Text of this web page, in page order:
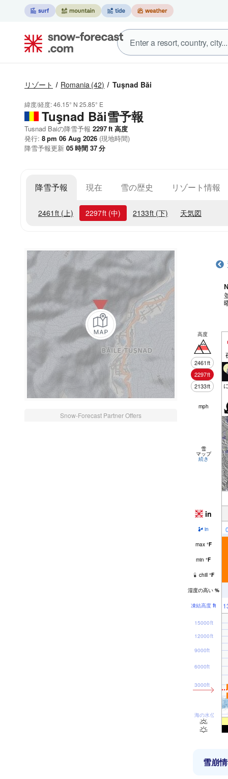
リゾート Romania (42) Tuşnad Băi
緯度/経度:46.15° N 25.85° E
Tuşnad Băi雪予報
Tusnad Baiの降雪予報 2297ft 高度
発行: 8 pm 06 Aug 2026 (現地時間)
降雪予報更新 05時間 37分
降雪予報 現在 雪の歴史 リゾート情報
2461 ft (上) 2297ft (中) 2133ft (下) 天気図
Snow-Forecast Partner Offers
高度
2461ft
2297ft
2133ft
mph
雪
マップ
続き
in
in
max °F
min °F
chill °F
湿度の高い %
凍結高度 ft
海の水位
3000ft
6000ft
9000ft
12000ft
15000ft
雪崩